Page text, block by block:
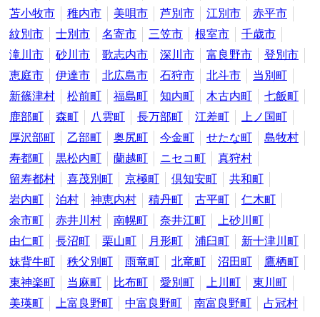
苫小牧市
稚内市 美唄市 芦別市 江別市
赤平市
紋別市
士別市 名寄市 三笠市 根室市
千歳市
滝川市
砂川市 歌志内市 深川市 富良野市
登別市
恵庭市
伊達市 北広島市 石狩市 北斗市
当別町
新篠津村
松前町 福島町 知内町 木古内町
七飯町
鹿部町
森町 八雲町 長万部町 江差町
上ノ国町
厚沢部町
乙部町 奥尻町 今金町 せたな町
島牧村
寿都町
黒松内町 蘭越町 ニセコ町
真狩村
留寿都村
喜茂別町 京極町 倶知安町
共和町
岩内町
泊村 神恵内村 積丹町 古平町
仁木町
余市町
赤井川村 南幌町 奈井江町
上砂川町
由仁町
長沼町 栗山町 月形町 浦臼町
新十津川町
妹背牛町
秩父別町 雨竜町 北竜町 沼田町
鷹栖町
東神楽町
当麻町 比布町 愛別町 上川町
東川町
美瑛町
上富良野町 中富良野町 南富良野町
占冠村